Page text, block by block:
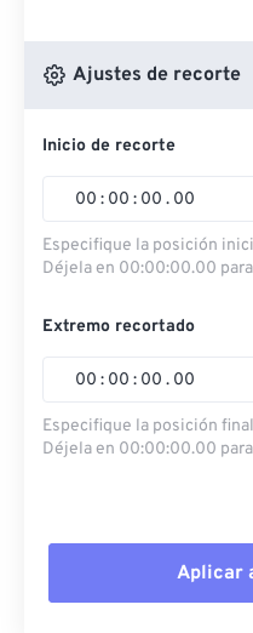
Ajustes de recorte
Inicio de recorte
00 : 00 : 00 . 00
Especifique la posición
Déjela en 00:00:00.00
Extremo recortado
00 : 00 : 00 . 00
Especifique la posición
Déjela en 00:00:00.00
Aplicar